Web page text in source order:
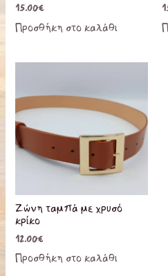
15.00€
Προσθήκη στο καλάθι
Ζώνη ταμπά με χρυσό
κρίκο
12.00€
Προσθήκη στο καλάθι